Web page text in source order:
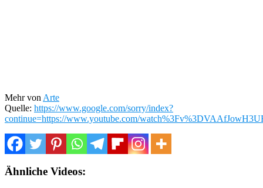
Mehr von Arte
Quelle: https://www.google.com/sorry/index?
continue=https://www.youtube.com/
Ähnliche Videos: